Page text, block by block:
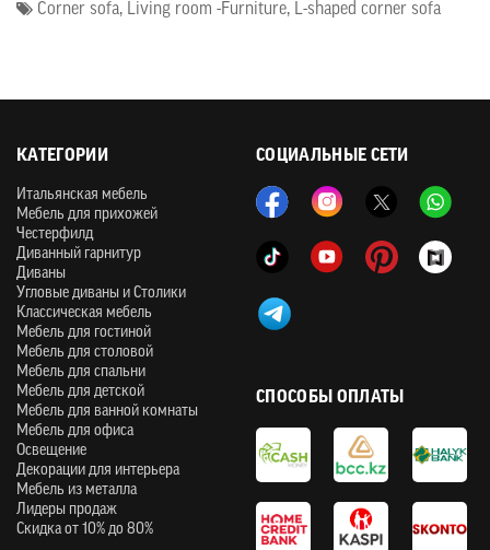
Corner sofa, Living room -Furniture, L-shaped corner sofa
СОЦИАЛЬНЫЕ СЕТИ
КАТЕГОРИИ
Итальянская мебель
Мебель для прихожей
Честерфилд
Диванный гарнитур
Диваны
Угловые диваны и Столики
Классическая мебель
Мебель для гостиной
Мебель для столовой
Мебель для спальни
Мебель для детской
Мебель для ванной комнаты
Мебель для офиса
Освещение
Декорации для интерьера
Мебель из металла
Лидеры продаж
Скидка от 10% до 80%
СПОСОБЫ ОПЛАТЫ